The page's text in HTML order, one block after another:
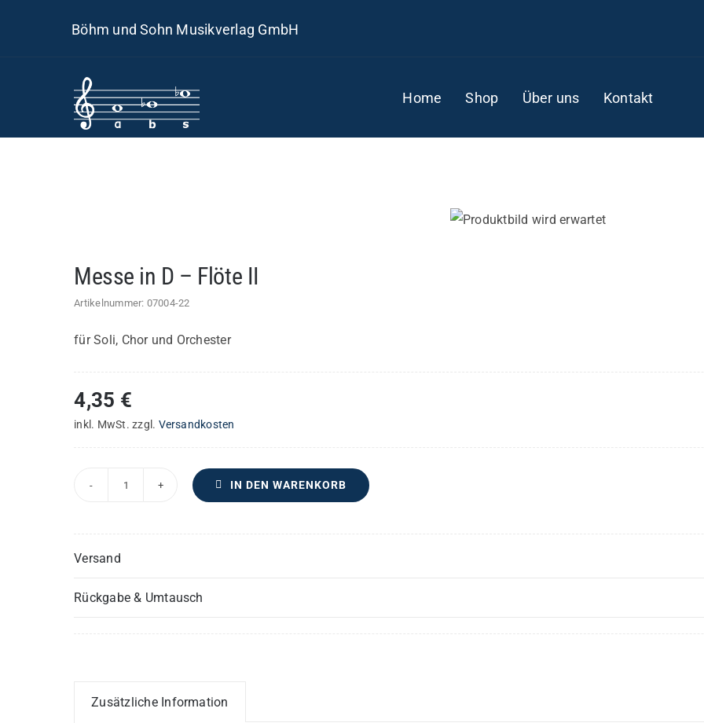
Böhm und Sohn Musikverlag GmbH
Home Shop Über uns Kontakt
Messe in D – Flöte II
Artikelnummer: 07004-22
für Soli, Chor und Orchester
4,35 €
inkl. MwSt. zzgl. Versandkosten
IN DEN WARENKORB
Versand
Rückgabe & Umtausch
Zusätzliche Information